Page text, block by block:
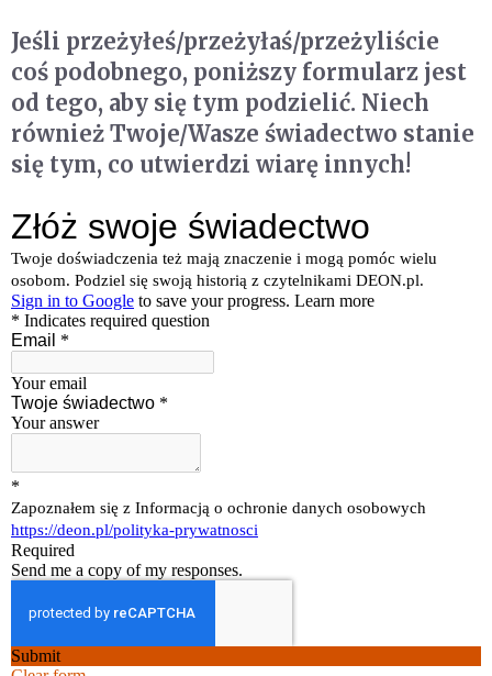
Jeśli przeżyłeś/przeżyłaś/przeżyliście
coś podobnego, poniższy formularz jest
od tego, aby się tym podzielić. Niech
również Twoje/Wasze świadectwo stanie
się tym, co utwierdzi wiarę innych!